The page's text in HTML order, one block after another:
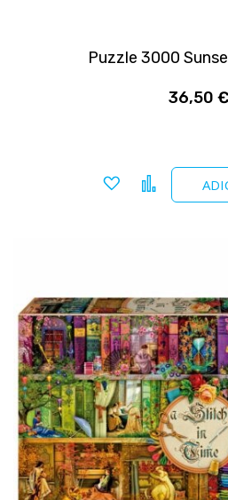
Puzzle 3000
36,50 €
Adicionar aComparar